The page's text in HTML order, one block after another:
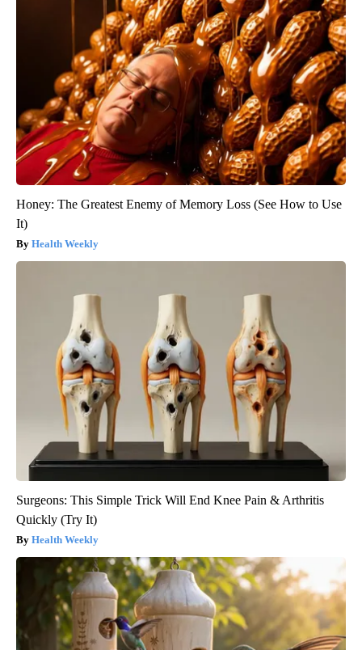
Honey: The Greatest Enemy of Memory Loss (See How to Use
It)
Health Weekly
Surgeons: This Simple Trick Will End Knee Pain & Arthritis
Quickly (Try It)
Health Weekly